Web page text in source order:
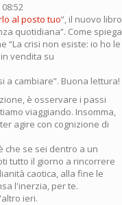
al posto tuo”, il nuovo libro
quotidiana”. Come spiega
“La crisi non esiste: io ho le
vendita su
a cambiare”. Buona lettura!
è osservare i passi
viaggiando. Insomma,
agire con cognizione di
che se sei dentro a un
tutto il giorno a rincorrere
caotica, alla fine le
l'inerzia, per te.
ieri.